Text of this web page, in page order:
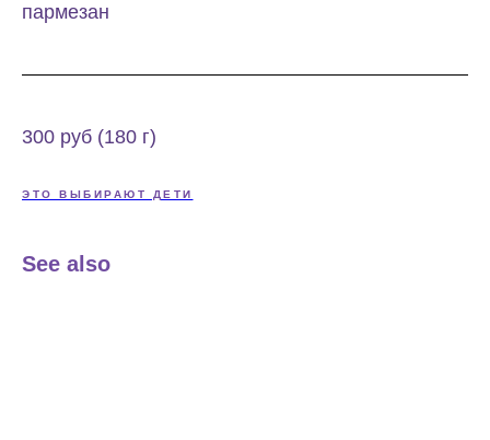
пармезан
300 руб (180 г)
ЭТО ВЫБИРАЮТ ДЕТИ
See also